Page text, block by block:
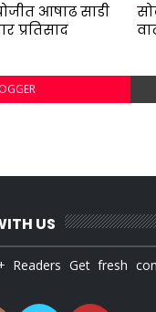
आषाढ साडी
प्रतिसाद
US
Readers Get fresh